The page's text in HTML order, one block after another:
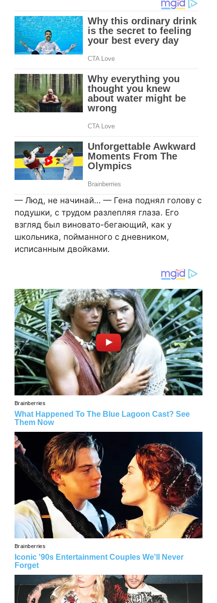
— Люд, не начинай… — Гена поднял голову с
подушки, с трудом разлепляя глаза. Его
взгляд был виновато-бегающий, как у
школьника, пойманного с дневником,
исписанным двойками.